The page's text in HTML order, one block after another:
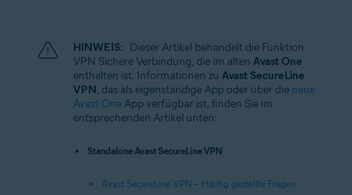
HINWEIS: Dieser Artikel behandelt die Funktion
VPN Sichere Verbindung, die im alten Avast One
enthalten ist. Informationen zu Avast SecureLine
VPN, das als eigenständige App oder über die neue
Avast One App verfügbar ist, finden Sie im
entsprechenden Artikel unten:
Standalone Avast SecureLine VPN:
Avast SecureLine VPN – Häufig gestellte Fragen